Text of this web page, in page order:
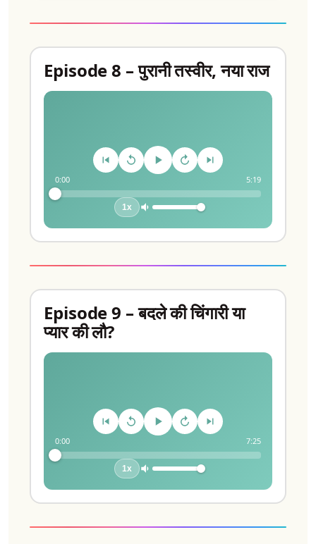
Episode 8 – पुरानी तस्वीर, नया राज
0:00 5:19
1x
Episode 9 – बदले की चिंगारी या
प्यार की लौ?
0:00 7:25
1x